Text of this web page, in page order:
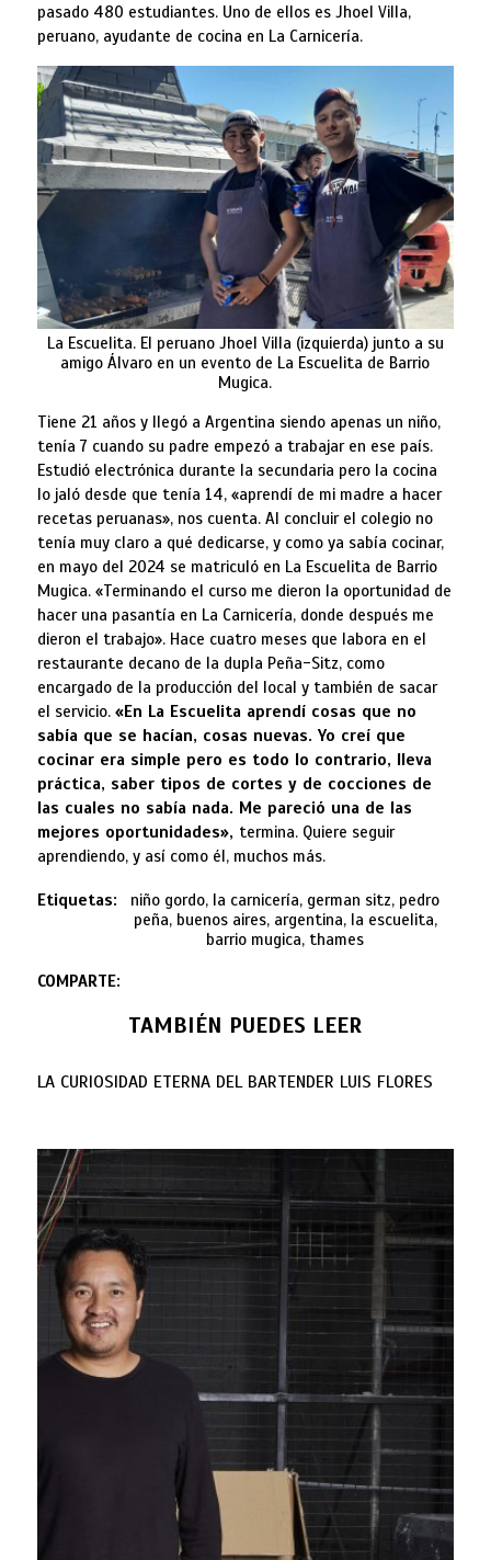
pasado 480 estudiantes. Uno de ellos es Jhoel Villa,
peruano, ayudante de cocina en La Carnicería.
La Escuelita. El peruano Jhoel Villa (izquierda) junto a su
amigo Álvaro en un evento de La Escuelita de Barrio
Mugica.
Tiene 21 años y llegó a Argentina siendo apenas un niño,
tenía 7 cuando su padre empezó a trabajar en ese país.
Estudió electrónica durante la secundaria pero la cocina
lo jaló desde que tenía 14, «aprendí de mi madre a hacer
recetas peruanas», nos cuenta. Al concluir el colegio no
tenía muy claro a qué dedicarse, y como ya sabía cocinar,
en mayo del 2024 se matriculó en La Escuelita de Barrio
Mugica. «Terminando el curso me dieron la oportunidad de
hacer una pasantía en La Carnicería, donde después me
dieron el trabajo». Hace cuatro meses que labora en el
restaurante decano de la dupla Peña-Sitz, como
encargado de la producción del local y también de sacar
el servicio. «En La Escuelita aprendí cosas que no
sabía que se hacían, cosas nuevas. Yo creí que
cocinar era simple pero es todo lo contrario, lleva
práctica, saber tipos de cortes y de cocciones de
las cuales no sabía nada. Me pareció una de las
mejores oportunidades», termina. Quiere seguir
aprendiendo, y así como él, muchos más.
Etiquetas:
niño gordo, la carnicería, german sitz, pedro
peña, buenos aires, argentina, la escuelita,
barrio mugica, thames
COMPARTE:
TAMBIÉN PUEDES LEER
LA CURIOSIDAD ETERNA DEL BARTENDER LUIS FLORES